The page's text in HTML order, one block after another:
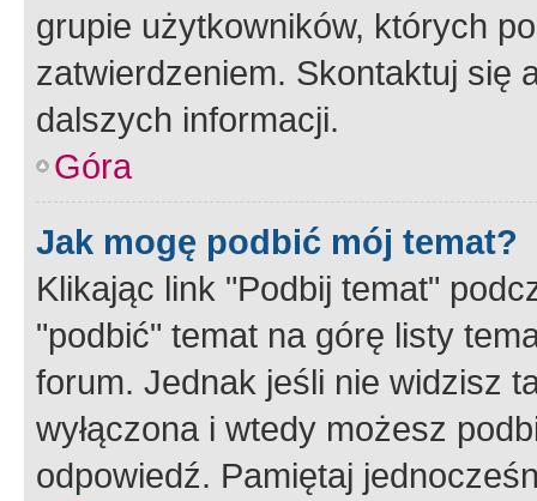
grupie użytkowników, których
zatwierdzeniem. Skontaktuj się
dalszych informacji.
Góra
Jak mogę podbić mój temat?
Klikając link "Podbij temat"
"podbić" temat na górę listy
forum. Jednak jeśli nie widzisz
wyłączona i wtedy możesz
odpowiedź. Pamiętaj